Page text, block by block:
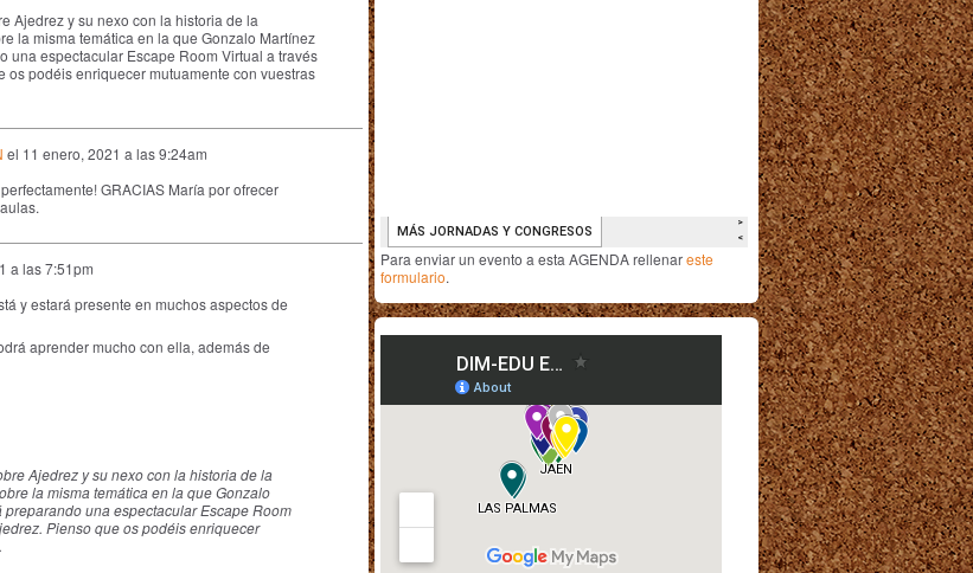
Ajedrez y su nexo con la historia de la
la misma temática en la que Gonzalo Martínez
una espectacular Escape Room Virtual a través
podéis enriquecer mutuamente con vuestras
el 11 enero, 2021 a las 9:24am
GRACIAS María por ofrecer
a las 7:51pm
y estará presente en muchos aspectos de
aprender mucho con ella, además de
Ajedrez y su nexo con la historia de la
la misma temática en la que Gonzalo
preparando una espectacular Escape Room
Pienso que os podéis enriquecer
Para enviar un evento a esta AGENDA rellenareste
formulario.